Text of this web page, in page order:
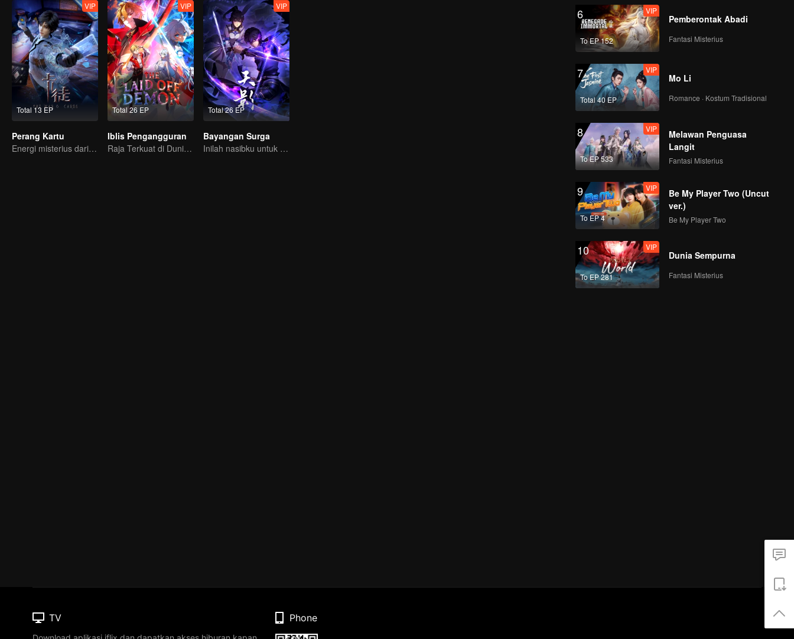
Total 13 EP
VIP
Perang Kartu
Energi misterius dari kartu menimbulkan peperangan, bagaimana Chen Mu mengendalikannya?
Total 26 EP
VIP
Iblis Pengangguran
Raja Terkuat di Dunia Iblis Tiba-tiba di PHK?
Total 26 EP
VIP
Bayangan Surga
Inilah nasibku untuk mengusir roh jahat dan iblis!
6
To EP 152
VIP
Pemberontak Abadi
Fantasi Misterius
7
Total 40 EP
VIP
Mo Li
Romance · Kostum Tradisional
8
To EP 533
VIP
Melawan Penguasa
Langit
Fantasi Misterius
9
To EP 4
VIP
Be My Player Two (Uncut
ver.)
Be My Player Two
10
To EP 281
VIP
Dunia Sempurna
Fantasi Misterius
TV Phone